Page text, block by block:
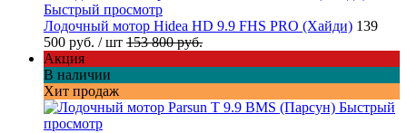
Быстрый просмотр
Лодочный мотор Hidea HD 9.9 FHS PRO (Хайди) 139
500 руб. / шт 153 800 руб.
Акция
В наличии
Хит продаж
Быстрый
просмотр